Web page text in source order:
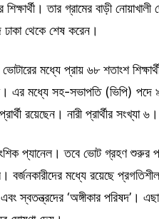
শিক্ষার্থী। তার গ্রামের বাড়ী
থেকে শেষ করেন।
মধ্যে প্রায় ৬৮ শতাংশ
এর মধ্যে সহ-সভাপতি (ভিপি)
রয়েছেন। নারী প্রার্থীর সংখ্যা ৬।
প্যানেল। তবে ভোট গ্রহণ শুরুর
বর্জনকারীদের মধ্যে রয়েছে
স্বতন্ত্রদের ‘অঙ্গীকার পরিষদ’।